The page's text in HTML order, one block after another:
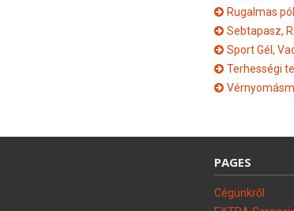
Rugalmas
Sebtapasz,
Sport Gél,
Terhességi
PAGES
Cégünkről